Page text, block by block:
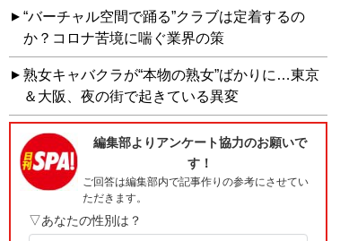
“バーチャル空間で踊る”クラブは定着するの
か？コロナ苦境に喘ぐ業界の策
熟女キャバクラが“本物の熟女”ばかりに…東京
＆大阪、夜の街で起きている異変